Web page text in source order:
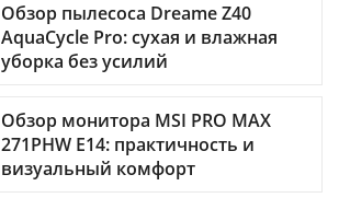
Обзор пылесоса Dreame Z40
AquaCycle Pro: сухая и влажная
уборка без усилий
Обзор монитора MSI PRO MAX
271PHW E14: практичность и
визуальный комфорт